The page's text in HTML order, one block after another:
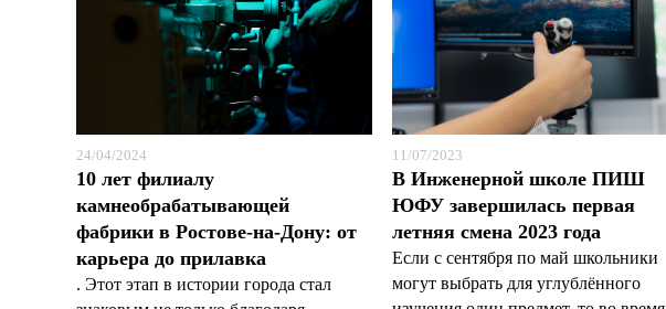
24/04/2024
10 лет филиалу
камнеобрабатывающей
фабрики в Ростове-на-Дону: от
карьера до прилавка
. Этот этап в истории города стал
11/07/2023
В Инженерной школе ПИШ
ЮФУ завершилась первая
летняя смена 2023 года
Если с сентября по май школьники
могут выбрать для углублённого